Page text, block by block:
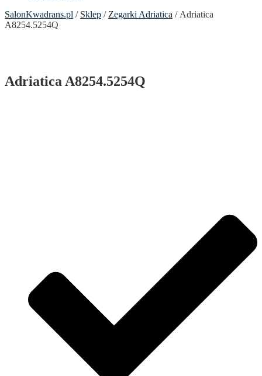
SalonKwadrans.pl / Sklep / Zegarki Adriatica / Adriatica
A8254.5254Q
Adriatica A8254.5254Q